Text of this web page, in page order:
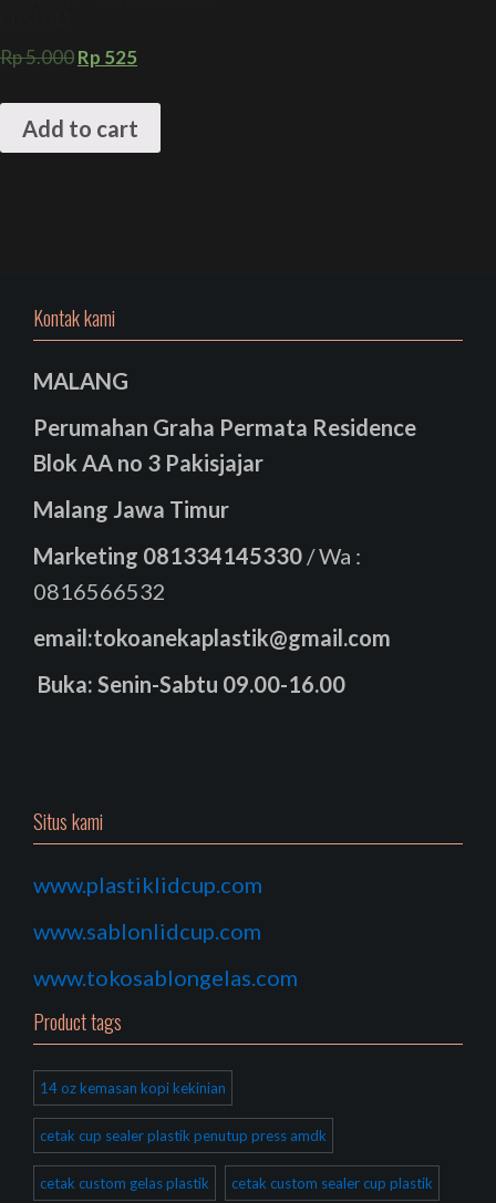
Rp5.000Rp 525
Add to cart
Kontak kami
MALANG
Perumahan Graha Permata Residence
Blok AA no 3 Pakisjajar
Malang Jawa Timur
Marketing 081334145330 / Wa :
0816566532
email:tokoanekaplastik@gmail.com
Buka: Senin-Sabtu 09.00-16.00
Situs kami
www.plastiklidcup.com
www.sablonlidcup.com
www.tokosablongelas.com
Product tags
14 oz kemasan kopi kekinian
cetak cup sealer plastik penutup press amdk
cetak custom gelas plastik cetak custom sealer cup plastik